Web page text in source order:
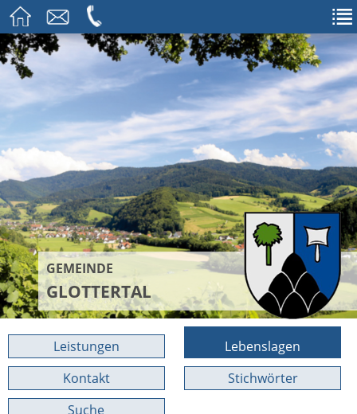
GEMEINDE
GLOTTERTAL
Leistungen
Lebenslagen
Kontakt
Stichwörter
Suche